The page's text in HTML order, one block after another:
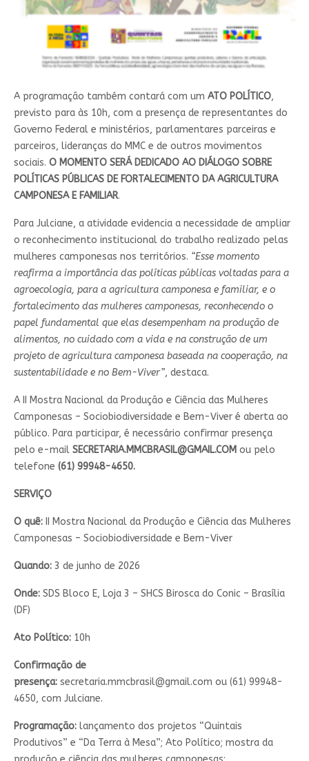
A programação também contará com um ATO POLÍTICO,
previsto para às 10h, com a presença de representantes do
Governo Federal e ministérios, parlamentares parceiras e
parceiros, lideranças do MMC e de outros movimentos
sociais. O MOMENTO SERÁ DEDICADO AO DIÁLOGO SOBRE
POLÍTICAS PÚBLICAS DE FORTALECIMENTO DA AGRICULTURA
CAMPONESA E FAMILIAR.
Para Julciane, a atividade evidencia a necessidade de ampliar
o reconhecimento institucional do trabalho realizado pelas
mulheres camponesas nos territórios. “Esse momento
reafirma a importância das políticas públicas voltadas para a
agroecologia, para a agricultura camponesa e familiar, e o
fortalecimento das mulheres camponesas, reconhecendo o
papel fundamental que elas desempenham na produção de
alimentos, no cuidado com a vida e na construção de um
projeto de agricultura camponesa baseada na cooperação, na
sustentabilidade e no Bem-Viver”, destaca.
A II Mostra Nacional da Produção e Ciência das Mulheres
Camponesas – Sociobiodiversidade e Bem-Viver é aberta ao
público. Para participar, é necessário confirmar presença
pelo e-mail SECRETARIA.MMCBRASIL@GMAIL.COM ou pelo
telefone (61) 99948-4650.
SERVIÇO
O quê:II Mostra Nacional da Produção e Ciência das Mulheres
Camponesas – Sociobiodiversidade e Bem-Viver
Quando:3 de junho de 2026
Onde:SDS Bloco E, Loja 3 – SHCS Birosca do Conic – Brasília
(DF)
Ato Político:10h
Confirmação de
presença: secretaria.mmcbrasil@gmail.com ou (61) 99948-
4650, com Julciane.
Programação:lançamento dos projetos “Quintais
Produtivos” e “Da Terra à Mesa”; Ato Político; mostra da